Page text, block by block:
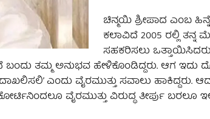
ಚಿನ್ಮಯಿ ಶ್ರೀಪಾದ ಎಂಬ
ಕಲಾವಿದೆ 2005 ರಲ್ಲಿ ತನ್ನ
ಸಹಕರಿಸಲು
ತಮ್ಮ ಅನುಭವ ಹೇಳಿಕೊಂಡಿದ್ದರು. ಆಗ ಇದು
ದಾಖಲಿಸಲಿ’ ಎಂದು ವೈರಮುತ್ತು ಸವಾಲು
ವೈರಮುತ್ತು ವಿರುದ್ಧ ತೀರ್ಪು ಬರಲೂ